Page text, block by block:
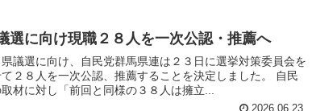
選に向け現職２８人を一次公認・推薦へ
議選に向け、自民党群馬県連は２３日に選挙対策委員会を
２８人を一次公認、推薦することを決定しました。 自民
材に対し「前回と同様の３８人は擁立...
2026.06.23